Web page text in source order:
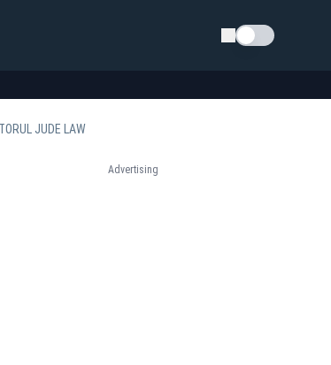
Schimba tema
JUDE LAW
Advertising